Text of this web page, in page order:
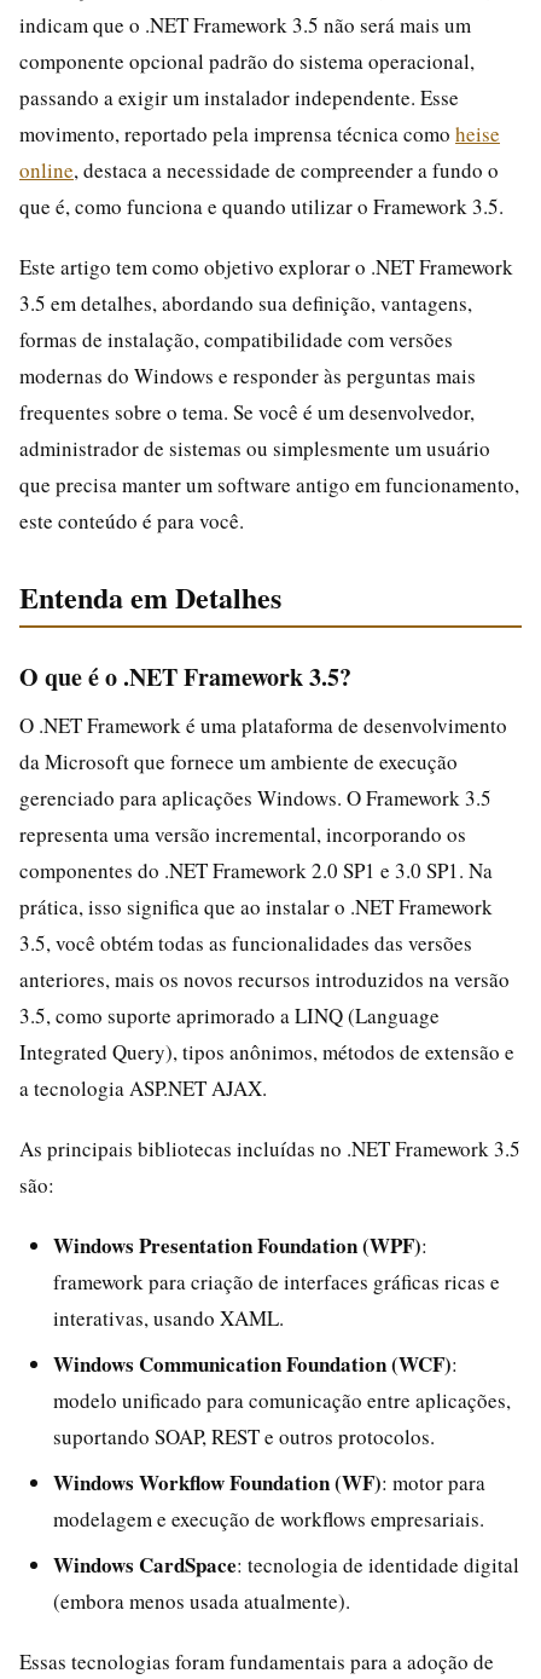
indicam que o .NET Framework 3.5 não será mais um
componente opcional padrão do sistema operacional,
passando a exigir um instalador independente. Esse
movimento, reportado pela imprensa técnica como heise
online, destaca a necessidade de compreender a fundo o
que é, como funciona e quando utilizar o Framework 3.5.
Este artigo tem como objetivo explorar o .NET Framework
3.5 em detalhes, abordando sua definição, vantagens,
formas de instalação, compatibilidade com versões
modernas do Windows e responder às perguntas mais
frequentes sobre o tema. Se você é um desenvolvedor,
administrador de sistemas ou simplesmente um usuário
que precisa manter um software antigo em funcionamento,
este conteúdo é para você.
Entenda em Detalhes
O que é o .NET Framework 3.5?
O .NET Framework é uma plataforma de desenvolvimento
da Microsoft que fornece um ambiente de execução
gerenciado para aplicações Windows. O Framework 3.5
representa uma versão incremental, incorporando os
componentes do .NET Framework 2.0 SP1 e 3.0 SP1. Na
prática, isso significa que ao instalar o .NET Framework
3.5, você obtém todas as funcionalidades das versões
anteriores, mais os novos recursos introduzidos na versão
3.5, como suporte aprimorado a LINQ (Language
Integrated Query), tipos anônimos, métodos de extensão e
a tecnologia ASP.NET AJAX.
As principais bibliotecas incluídas no .NET Framework 3.5
são:
Windows Presentation Foundation (WPF):
framework para criação de interfaces gráficas ricas e
interativas, usando XAML.
Windows Communication Foundation (WCF):
modelo unificado para comunicação entre aplicações,
suportando SOAP, REST e outros protocolos.
Windows Workflow Foundation (WF): motor para
modelagem e execução de workflows empresariais.
Windows CardSpace: tecnologia de identidade digital
(embora menos usada atualmente).
Essas tecnologias foram fundamentais para a adoção de